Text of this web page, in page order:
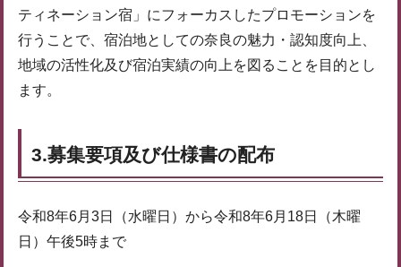
ティネーション宿」にフォーカスしたプロモーションを
行うことで、宿泊地としての奈良の魅力・認知度向上、
地域の活性化及び宿泊実績の向上を図ることを目的とし
ます。
3.募集要項及び仕様書の配布
令和8年6月3日（水曜日）から令和8年6月18日（木曜
日）午後5時まで